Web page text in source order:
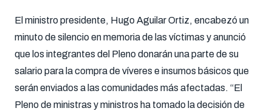
El ministro presidente, Hugo Aguilar Ortiz, encabezó un
minuto de silencio en memoria de las víctimas y anunció
que los integrantes del Pleno donarán una parte de su
salario para la compra de víveres e insumos básicos que
serán enviados a las comunidades más afectadas. “El
Pleno de ministras y ministros ha tomado la decisión de